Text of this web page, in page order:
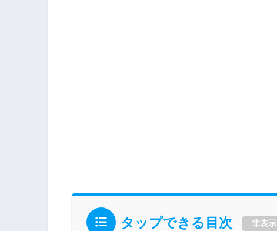
タップできる目次 非表示